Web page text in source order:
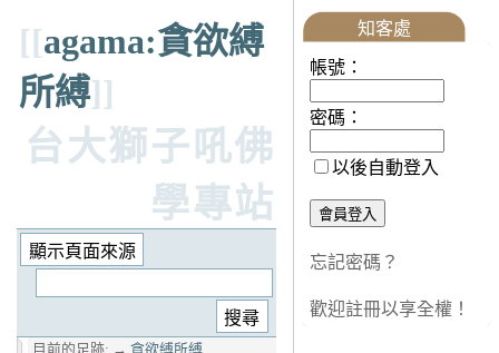
[[agama:貪欲縛
所縛]]
台大獅子吼佛
學專站
目前的足跡: → 貪欲縛所縛
知客處
帳號：
密碼：
以後自動登入
忘記密碼？
歡迎註冊以享全權！